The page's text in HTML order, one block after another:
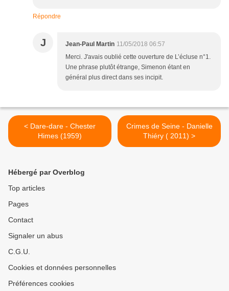
Répondre
J Jean-Paul Martin 11/05/2018 06:57
Merci. J'avais oublié cette ouverture de L’écluse n°1.
Une phrase plutôt étrange, Simenon étant en
général plus direct dans ses incipit.
< Dare-dare - Chester
Himes (1959)
Crimes de Seine - Danielle
Thiéry ( 2011) >
Hébergé par Overblog
Top articles
Pages
Contact
Signaler un abus
C.G.U.
Cookies et données personnelles
Préférences cookies